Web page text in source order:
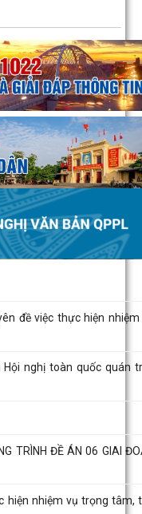
8/2026 của UBND
hồ sơ địa chính và hoàn
cờ tháng 8/2026
triển khai nhiệm vụ
đề việc thực hiện nhiệm
nghị toàn quốc quán
TRÌNH ĐỀ ÁN 06 GIAI
hiện nhiệm vụ trọng tâm,
từ bản chính
của UBND phường